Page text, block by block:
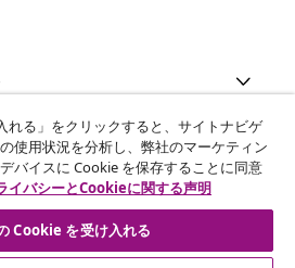
シップ
れる」をクリックすると、サイトナビゲ
使用状況を分析し、弊社のマーケティン
バイスに Cookie を保存することに同意
イバシーとCookieに関する声明
Cookie を受け入れる